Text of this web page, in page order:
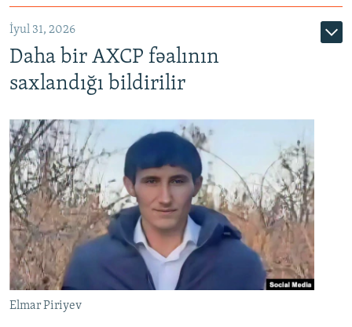
İyul 31, 2026
Daha bir AXCP fəalının
saxlandığı bildirilir
Elmar Piriyev